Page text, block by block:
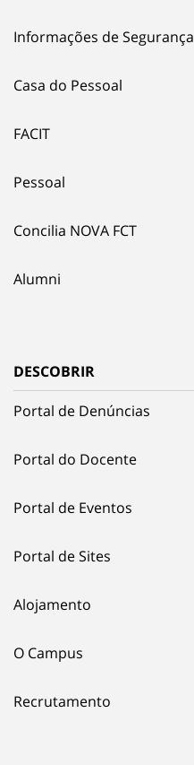
Informações de Segurança
Casa do Pessoal
FACIT
Pessoal
Concilia NOVA FCT
Alumni
DESCOBRIR
Portal de Denúncias
Portal do Docente
Portal de Eventos
Portal de Sites
Alojamento
O Campus
Recrutamento